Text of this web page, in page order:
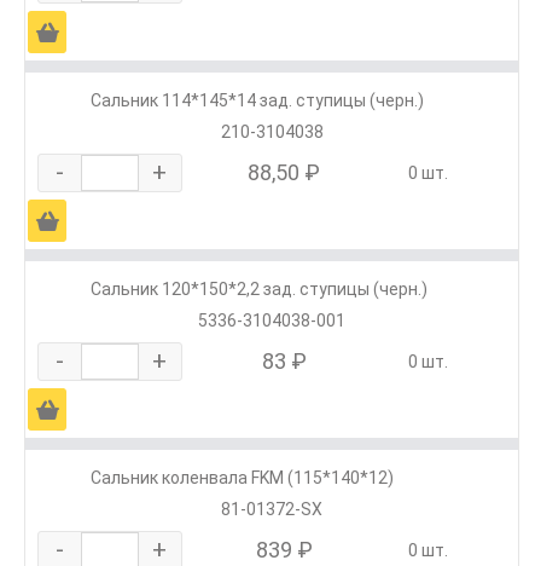
Ä
Сальник 114*145*14 зад. ступицы (черн.)
210-3104038
- + 88,50 ₽ 0 шт.
Ä
Сальник 120*150*2,2 зад. ступицы (черн.)
5336-3104038-001
- + 83 ₽ 0 шт.
Ä
Сальник коленвала FKM (115*140*12)
81-01372-SX
- + 839 ₽ 0 шт.